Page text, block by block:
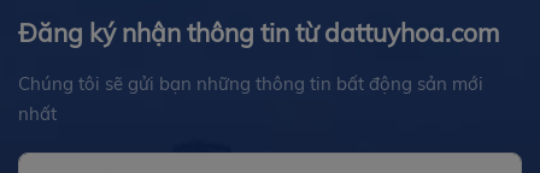
Đăng ký nhận thông tin từ dattuyhoa.com
Chúng tôi sẽ gửi bạn những thông tin bất động sản mới
nhất